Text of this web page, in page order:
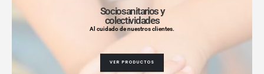
Sociosanitarios y
colectividades
Al cuidado de nuestros clientes.
VER PRODUCTOS